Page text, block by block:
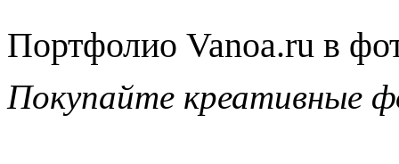
Портфолио Vanoa.ru в
Покупайте креативные